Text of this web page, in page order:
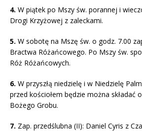
4. W piątek po Mszy św. porannej i
Drogi Krzyżowej z zaleckami.
5. W sobotę na Mszę św. o godz. 7.00
Bractwa Różańcowego. Po Mszy św.
Róż Różańcowych.
6. W przyszłą niedzielę i w Niedzielę
przed kościołem będzie można składać
Bożego Grobu.
7. Zap. przedślubna (II): Daniel Cyris z